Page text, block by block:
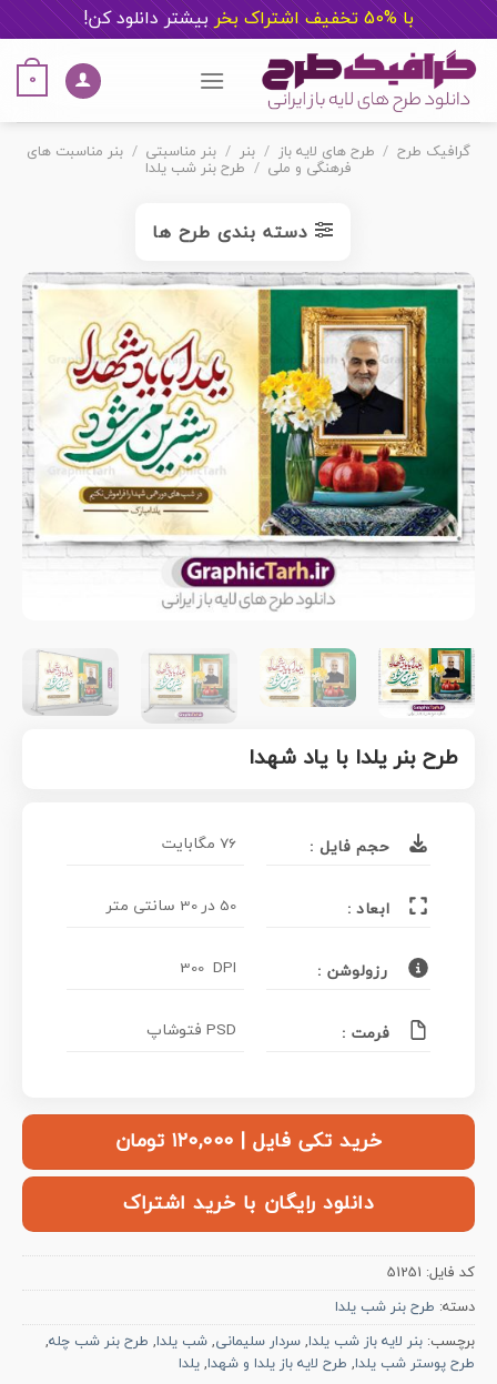
با %50 تخفیف اشتراک بخر بیشتر دانلود کن!
content
0
گرافیک طرح / طرح های لایه باز / بنر / بنر مناسبتی / بنر مناسبت های
فرهنگی و ملی / طرح بنر شب یلدا
دسته بندی طرح ها
طرح بنر یلدا با یاد شهدا
حجم فایل : 76 مگابایت
ابعاد : 50 در 30 سانتی متر
رزولوشن : 300 DPI
فرمت : PSD فتوشاپ
خرید تکی فایل | ۱۲۰,۰۰۰ تومان
دانلود رایگان با خرید اشتراک
کد فایل: 51251
دسته: طرح بنر شب یلدا
برچسب: بنر لایه باز شب یلدا, سردار سلیمانی, شب یلدا, طرح بنر شب چله,
طرح پوستر شب یلدا, طرح لایه باز یلدا و شهدا, یلدا